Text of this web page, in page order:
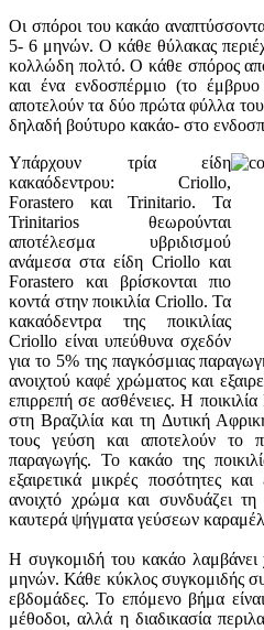
Οι σπόροι του κακάο
5- 6 μηνών. Ο κάθε θύλακας
κολλώδη πολτό. Ο κάθε σπόρος
και ένα ενδοσπέρμιο (το
αποτελούν τα δύο πρώτα φύλλα
δηλαδή βούτυρο κακάο- στο
Υπάρχουν τρία είδη
κακαόδεντρου: Criollo,
Forastero και Trinitario. Τα
Trinitarios θεωρούνται
αποτέλεσμα υβριδισμού
ανάμεσα στα είδη Criollo και
Forastero και βρίσκονται πιο
κοντά στην ποικιλία Criollo. Τα
κακαόδεντρα της ποικιλίας
Criollo είναι υπεύθυνα σχεδόν
για το 5% της παγκόσμιας
ανοιχτού καφέ χρώματος και
επιρρεπή σε ασθένειες. Η
στη Βραζιλία και τη Δυτική
τους γεύση και αποτελούν το
παραγωγής. Το κακάο της
εξαιρετικά μικρές ποσότητες
ανοιχτό χρώμα και συνδυάζει
καυτερά ψήγματα γεύσεων
Η συγκομιδή του κακάο
μηνών. Κάθε κύκλος συγκομιδής
εβδομάδες. Το επόμενο βήμα
μέθοδοι, αλλά η διαδικασία